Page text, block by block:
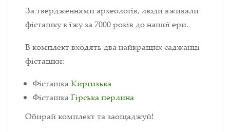
За твердженнями археологів, люди вживали
фісташку в їжу за 7000 років до нашої ери.
В комплект входять два найкращих саджанці
фісташки:
ФісташкаКиргизька
ФісташкаГірська перлина
Обирай комплект та заощаджуй!